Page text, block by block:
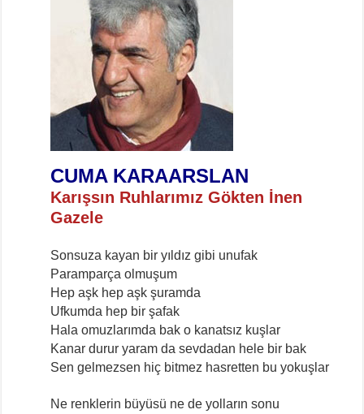
CUMA KARAARSLAN
Karışsın Ruhlarımız Gökten İnen
Gazele
Sonsuza kayan bir yıldız gibi unufak
Paramparça olmuşum
Hep aşk hep aşk şuramda
Ufkumda hep bir şafak
Hala omuzlarımda bak o kanatsız kuşlar
Kanar durur yaram da sevdadan hele bir bak
Sen gelmezsen hiç bitmez hasretten bu yokuşlar
Ne renklerin büyüsü ne de yolların sonu